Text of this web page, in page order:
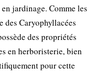
jardinage. Comme les
des Caryophyllacées
des propriétés
en herboristerie, bien
pour cette